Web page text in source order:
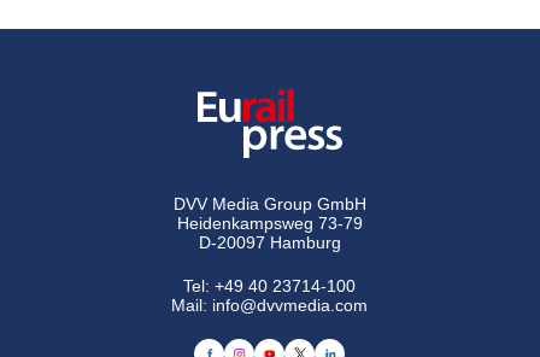
DVV Media Group GmbH
Heidenkampsweg 73-79
D-20097 Hamburg
Tel:+49 40 23714-100
Mail: info@dvvmedia.com